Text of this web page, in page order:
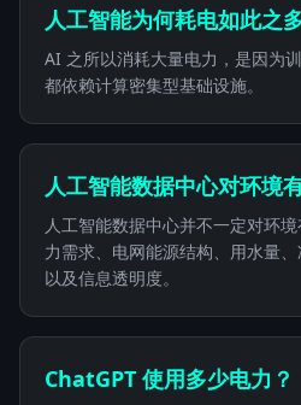
人工智能为何耗电如此之
AI 之所以消耗大量电力，是因为
都依赖计算密集型基础设施。
人工智能数据中心对环境
人工智能数据中心并不一定对环
力需求、电网能源结构、用水量
以及信息透明度。
ChatGPT 使用多少电力？